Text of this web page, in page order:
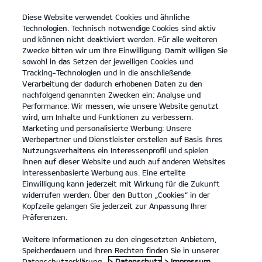
open
menu
KONTAKT
RECHTLICHE HINWEISE
RECHTLICHE HINWEISE
Haftung für Inhalte und Links
Die Inhalte unserer Internetpräsenz wurden von uns mit
größtmöglicher Sorgfalt erstellt. Wir bitten dennoch um Ihr
Verständnis, dass wir für deren Richtigkeit, Vollständigkeit und
Aktualität keine Gewähr übernehmen können.
Für eigene Inhalte dieser Internetpräsenz sind wir als Diensteanbieter
nach den allgemeinen Gesetzen verantwortlich (§ 7 Abs.1 TMG). Wir
sind jedoch nicht verpflichtet, übermittelte oder gespeicherte fremde
Entfernung oder Sperrung der Nutzung von Informationen nach den
allgemeinen Gesetzen bleiben hiervon unberührt (§§ 8-10 TMG). Eine
Diese Website verwendet Cookies und ähnliche
Technologien. Technisch notwendige Cookies sind aktiv
und können nicht deaktiviert werden. Für alle weiteren
Zwecke bitten wir um Ihre Einwilligung. Damit willigen Sie
sowohl in das Setzen der jeweiligen Cookies und
Tracking-Technologien und in die anschließende
Verarbeitung der dadurch erhobenen Daten zu den
nachfolgend genannten Zwecken ein: Analyse und
Performance: Wir messen, wie unsere Website genutzt
wird, um Inhalte und Funktionen zu verbessern.
Marketing und personalisierte Werbung: Unsere
Werbepartner und Dienstleister erstellen auf Basis Ihres
Nutzungsverhaltens ein Interessenprofil und spielen
Ihnen auf dieser Website und auch auf anderen Websites
interessenbasierte Werbung aus. Eine erteilte
Einwilligung kann jederzeit mit Wirkung für die Zukunft
widerrufen werden. Über den Button „Cookies“ in der
Kopfzeile gelangen Sie jederzeit zur Anpassung Ihrer
Präferenzen.
Weitere Informationen zu den eingesetzten Anbietern,
Speicherdauern und Ihren Rechten finden Sie in unserer